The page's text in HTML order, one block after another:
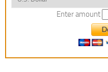
Enter amount